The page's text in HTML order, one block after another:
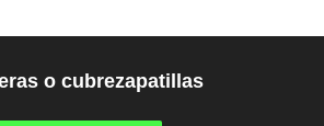
o cubrezapatillas